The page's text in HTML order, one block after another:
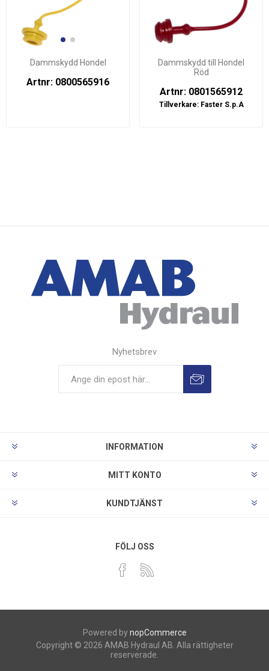
Dammskydd Hondel
Artnr: 0800565916
Dammskydd till Hondel
Röd
Artnr: 0801565912
Tillverkare: Faster S.p.A
Nyhetsbrev
INFORMATION
MITT KONTO
KUNDTJÄNST
FÖLJ OSS
Powered bynopCommerce
Copyright © 2026 AMAB Hydraul AB. Alla rättigheter
reserverade.